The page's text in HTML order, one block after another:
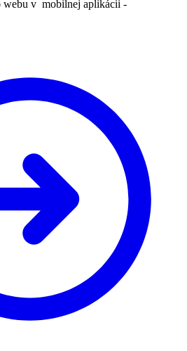
webu v mobilnej aplikácii -